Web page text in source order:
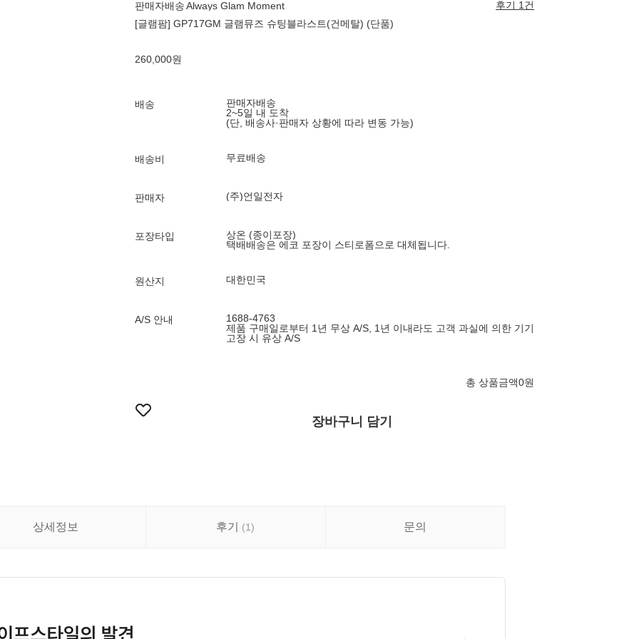
판매자배송Always Glam Moment
후기 1건
[글램팜] GP717GM 글램뮤즈 슈팅블라스트(건메탈) (단품)
260,000원
배송
판매자배송
2~5일 내 도착
(단, 배송사·판매자 상황에 따라 변동 가능)
배송비 무료배송
판매자 (주)언일전자
포장타입
상온 (종이포장)
택배배송은 에코 포장이 스티로폼으로 대체됩니다.
원산지 대한민국
A/S 안내
1688-4763
제품 구매일로부터 1년 무상 A/S, 1년 이내라도 고객 과실에 의한 기기
고장 시 유상 A/S
총 상품금액0원
장바구니 담기
상세정보 후기 (1) 문의